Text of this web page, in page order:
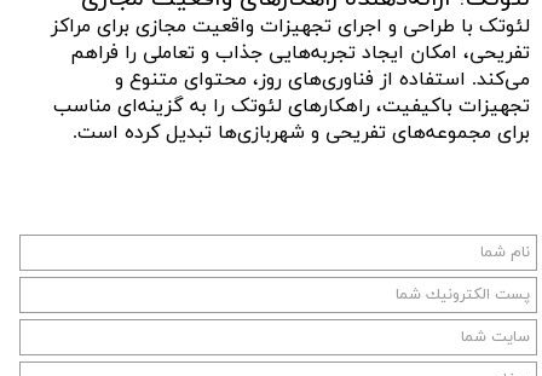
لئوتک با طراحی و اجرای تجهیزات واقعیت مجازی برای مراکز
تفریحی، امکان ایجاد تجربه‌هایی جذاب و تعاملی را فراهم
می‌کند. استفاده از فناوری‌های روز، محتوای متنوع و
تجهیزات باکیفیت، راهکارهای لئوتک را به گزینه‌ای مناسب
برای مجموعه‌های تفریحی و شهربازی‌ها تبدیل کرده است.